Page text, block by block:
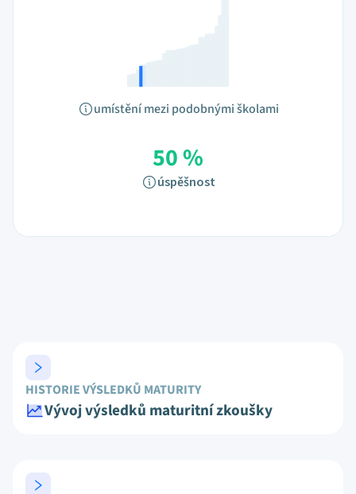
umístění mezi podobnými školami
50 %
úspěšnost
HISTORIE VÝSLEDKŮ MATURITY
Vývoj výsledků maturitní zkoušky